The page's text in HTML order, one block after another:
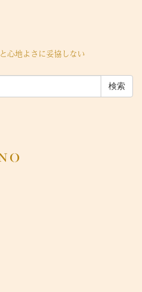
心地よさに妥協しない